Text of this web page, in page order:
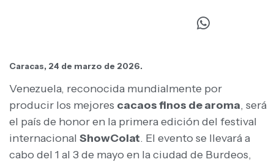
Caracas, 24 de marzo de 2026.
Venezuela, reconocida mundialmente por
producir los mejores cacaos finos de aroma, será
el país de honor en la primera edición del festival
internacional ShowColat. El evento se llevará a
cabo del 1 al 3 de mayo en la ciudad de Burdeos,